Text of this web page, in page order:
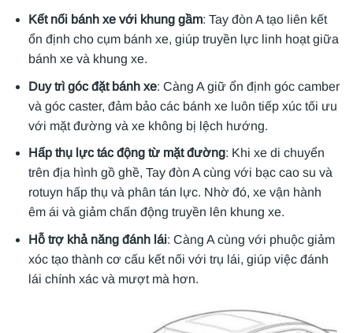
Kết nối bánh xe với khung gầm: Tay đòn A tạo liên kết
ổn định cho cụm bánh xe, giúp truyền lực linh hoạt giữa
bánh xe và khung xe.
Duy trì góc đặt bánh xe: Càng A giữ ổn định góc camber
và góc caster, đảm bảo các bánh xe luôn tiếp xúc tối ưu
với mặt đường và xe không bị lệch hướng.
Hấp thụ lực tác động từ mặt đường: Khi xe di chuyển
trên địa hình gồ ghề, Tay đòn A cùng với bạc cao su và
rotuyn hấp thụ và phân tán lực. Nhờ đó, xe vận hành
êm ái và giảm chấn động truyền lên khung xe.
Hỗ trợ khả năng đánh lái: Càng A cùng với phuộc giảm
xóc tạo thành cơ cấu kết nối với trụ lái, giúp việc đánh
lái chính xác và mượt mà hơn.